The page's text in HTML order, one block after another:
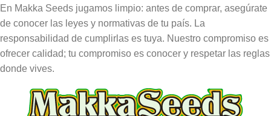
En Makka Seeds jugamos limpio: antes de comprar, asegúrate
de conocer las leyes y normativas de tu país. La
responsabilidad de cumplirlas es tuya. Nuestro compromiso es
ofrecer calidad; tu compromiso es conocer y respetar las reglas
donde vives.